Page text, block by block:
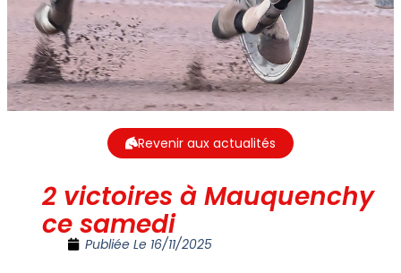
Revenir aux actualités
2 victoires à Mauquenchy
ce samedi
Publiée Le 16/11/2025